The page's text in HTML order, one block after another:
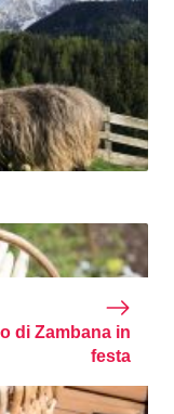
di Zambana in
festa